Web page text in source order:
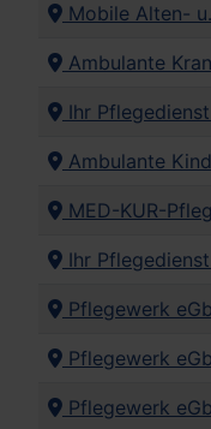
Mobile Alten-
Ambulante
Ihr
Ambulante
MED-KUR-
Ihr
Pflegewerk
Pflegewerk
Pflegewerk